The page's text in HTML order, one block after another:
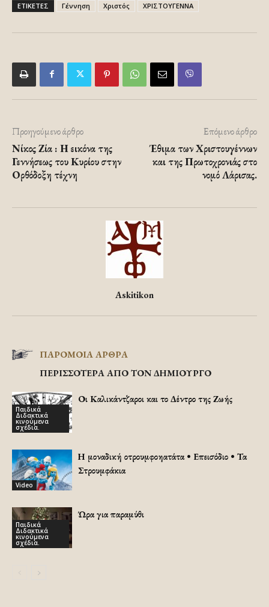
ΕΤΙΚΕΤΕΣ Γέννηση Χριστός ΧΡΙΣΤΟΥΓΕΝΝΑ
Προηγούμενο άρθρο
Νίκος Ζία : Η εικόνα της
Γεννήσεως του Κυρίου στην
Ορθόδοξη τέχνη
Επόμενο άρθρο
Έθιμα των Χριστουγέννων
και της Πρωτοχρονιάς στο
νομό Λάρισας.
Askitikon
ΠΑΡΟΜΟΙΑ ΑΡΘΡΑ
ΠΕΡΙΣΣΟΤΕΡΑ ΑΠΟ ΤΟΝ ΔΗΜΙΟΥΡΓΟ
Παιδικά
Διδακτικά
κινούμενα
σχέδια.
Οι Καλικάντζαροι και το Δέντρο της Ζωής
Video
Η μοναδική οτρουμφοηατάτα • Επεισόδιο • Τα
Στρουμφάκια
Παιδικά
Διδακτικά
κινούμενα
σχέδια.
Ώρα για παραμύθι